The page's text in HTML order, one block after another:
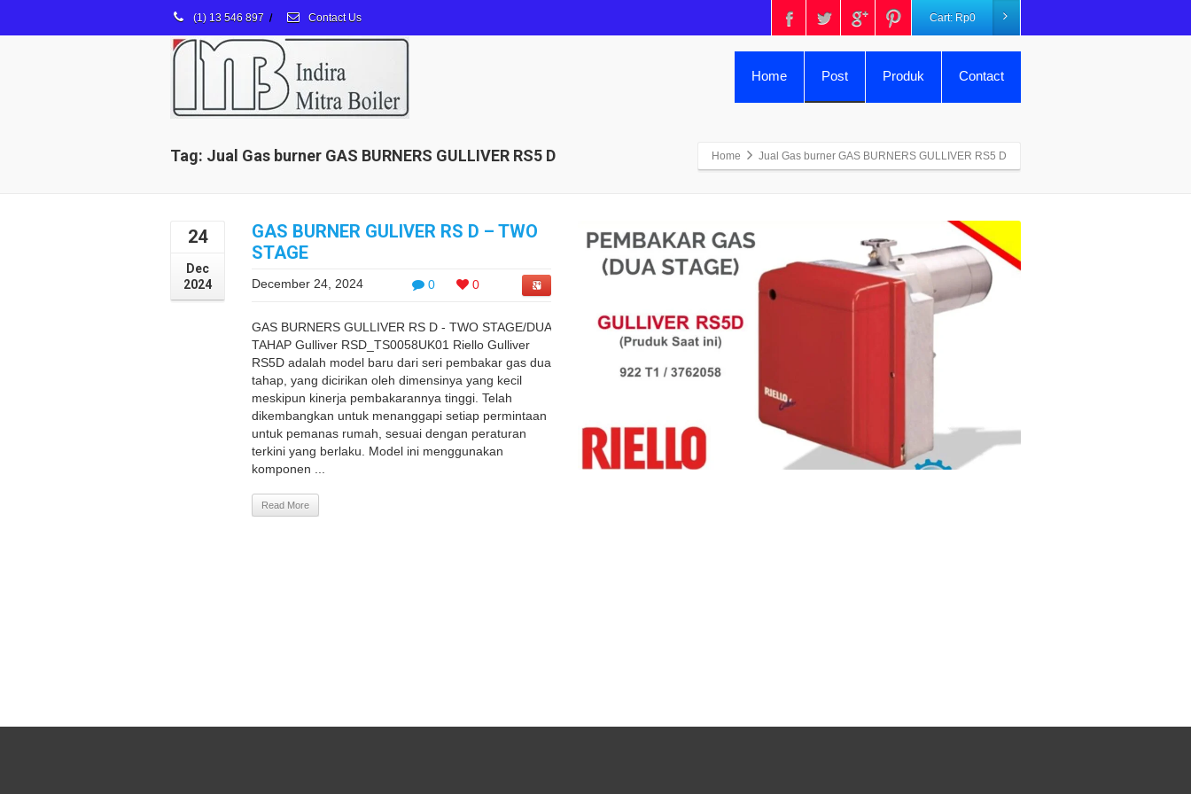
(1) 13 546 897 / Contact Us Cart: Rp0
Home Post Produk Contact
Tag: Jual Gas burner GAS BURNERS GULLIVER RS5 D Home Jual Gas burner GAS BURNERS GULLIVER RS5 D
24
Dec
2024
GAS BURNER GULIVER RS D – TWO
STAGE
0 0
December 24, 2024
GAS BURNERS GULLIVER RS D - TWO STAGE/DUA
TAHAP Gulliver RSD_TS0058UK01 Riello Gulliver
RS5D adalah model baru dari seri pembakar gas dua
tahap, yang dicirikan oleh dimensinya yang kecil
meskipun kinerja pembakarannya tinggi. Telah
dikembangkan untuk menanggapi setiap permintaan
untuk pemanas rumah, sesuai dengan peraturan
terkini yang berlaku. Model ini menggunakan
komponen ...
Read More